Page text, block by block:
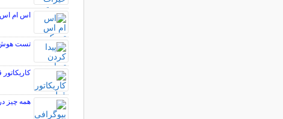
اس ام اس
تست هوش
همه چیز